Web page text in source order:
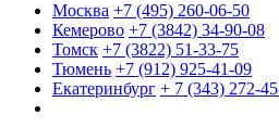
Москва +7 (495) 260-06-50
Кемерово +7 (3842) 34-90-08
Томск +7 (3822) 51-33-75
Тюмень +7 (912) 925-41-09
Екатеринбург + 7 (343) 272-